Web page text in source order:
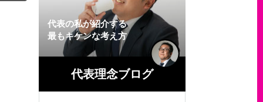
代表の私が紹介する
最もキケンな考え方
代表理念ブログ